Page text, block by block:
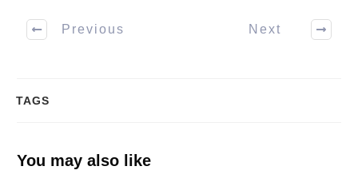
Previous Next
TAGS
You may also like